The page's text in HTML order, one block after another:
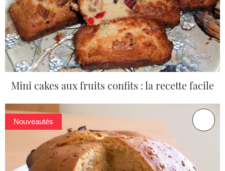
Mini cakes aux fruits confits : la recette facile
Nouveautés